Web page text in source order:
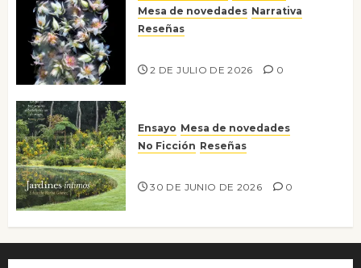
Mesa de novedades Narrativa
Reseñas
2 DE JULIO DE 2026 0
Ensayo Mesa de novedades
No Ficción Reseñas
30 DE JUNIO DE 2026 0